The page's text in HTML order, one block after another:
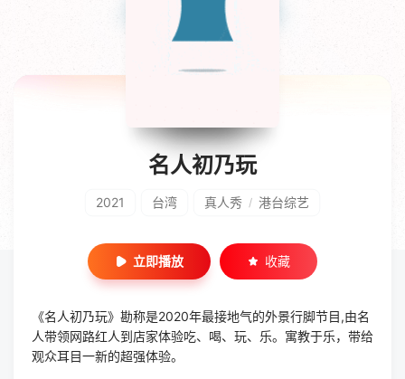
名人初乃玩
2021 台湾 真人秀 / 港台综艺
立即播放 收藏
《名人初乃玩》勘称是2020年最接地气的外景行脚节目,由名
人带领网路红人到店家体验吃、喝、玩、乐。寓教于乐，带给
观众耳目一新的超强体验。